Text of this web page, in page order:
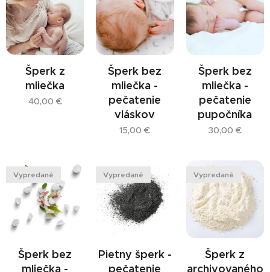
Šperk z
mliečka
40,00 €
Šperk bez
mliečka -
pečatenie
vláskov
15,00 €
Šperk bez
mliečka -
pečatenie
pupočníka
30,00 €
Šperk bez
mliečka -
Vypredané
Pietny šperk -
pečatenie
Vypredané
Šperk z
archivovaného
Vypredané